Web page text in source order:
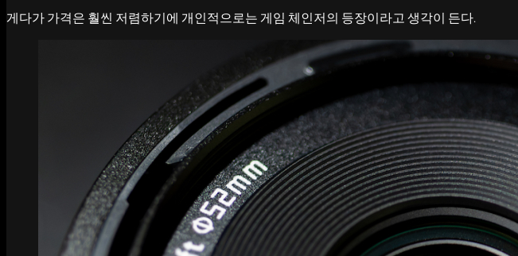
게다가 가격은 훨씬 저렴하기에 개인적으로는 게임 체인저의 등장이라고 생각이 든다.